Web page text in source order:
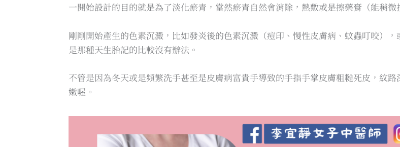
一開始設計的目的就是為了淡化瘀青，當然瘀青自然會消除，熱敷或是擦藥膏（能稍
剛剛開始產生的色素沉澱，比如發炎後的色素沉澱（痘印、慢性皮膚病、蚊蟲叮咬）
是那種天生胎記的比較沒有辦法。
不管是因為冬天或是頻繁洗手甚至是皮膚病富貴手導致的手指手掌皮膚粗糙死皮，紋
嫩喔。